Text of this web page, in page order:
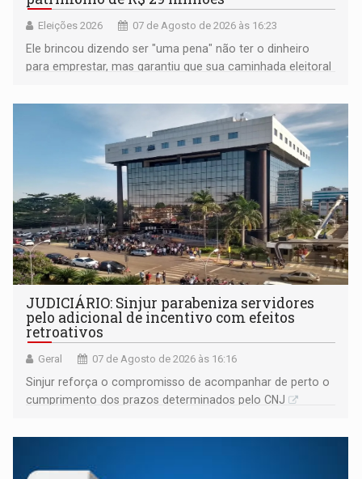
Eleições 2026 07 de Agosto de 2026 às 16:23
Ele brincou dizendo ser "uma pena" não ter o dinheiro
para emprestar, mas garantiu que sua caminhada eleitoral
JUDICIÁRIO: Sinjur parabeniza servidores
pelo adicional de incentivo com efeitos
retroativos
Geral 07 de Agosto de 2026 às 16:16
Sinjur reforça o compromisso de acompanhar de perto o
cumprimento dos prazos determinados pelo CNJ